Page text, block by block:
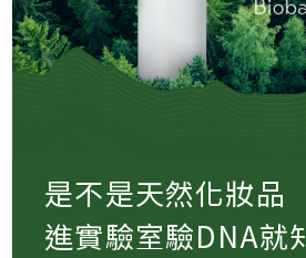
是不是天然化妝品
進實驗室驗DNA就